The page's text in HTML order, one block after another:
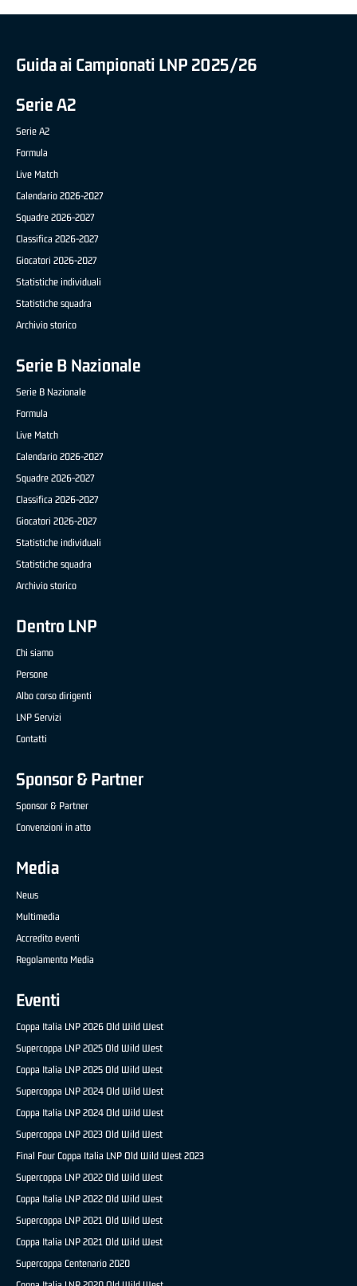
Guida ai Campionati LNP 2025/26
Serie A2
Serie A2
Formula
Live Match
Calendario 2026-2027
Squadre 2026-2027
Classifica 2026-2027
Giocatori 2026-2027
Statistiche individuali
Statistiche squadra
Archivio storico
Serie B Nazionale
Serie B Nazionale
Formula
Live Match
Calendario 2026-2027
Squadre 2026-2027
Classifica 2026-2027
Giocatori 2026-2027
Statistiche individuali
Statistiche squadra
Archivio storico
Dentro LNP
Chi siamo
Persone
Albo corso dirigenti
LNP Servizi
Contatti
Sponsor & Partner
Sponsor & Partner
Convenzioni in atto
Media
News
Multimedia
Accredito eventi
Regolamento Media
Eventi
Coppa Italia LNP 2026 Old Wild West
Supercoppa LNP 2025 Old Wild West
Coppa Italia LNP 2025 Old Wild West
Supercoppa LNP 2024 Old Wild West
Coppa Italia LNP 2024 Old Wild West
Supercoppa LNP 2023 Old Wild West
Final Four Coppa Italia LNP Old Wild West 2023
Supercoppa LNP 2022 Old Wild West
Coppa Italia LNP 2022 Old Wild West
Supercoppa LNP 2021 Old Wild West
Coppa Italia LNP 2021 Old Wild West
Supercoppa Centenario 2020